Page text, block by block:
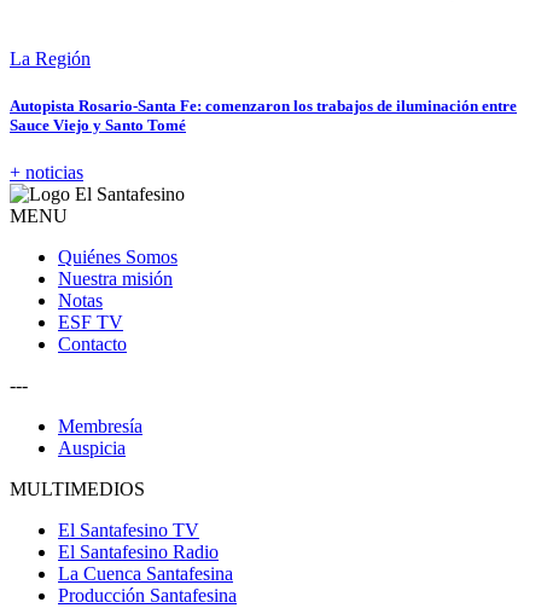
La Región
Autopista Rosario-Santa Fe: comenzaron los trabajos de iluminación entre
Sauce Viejo y Santo Tomé
+ noticias
MENU
Quiénes Somos
Nuestra misión
Notas
ESF TV
Contacto
---
Membresía
Auspicia
MULTIMEDIOS
El Santafesino TV
El Santafesino Radio
La Cuenca Santafesina
Producción Santafesina